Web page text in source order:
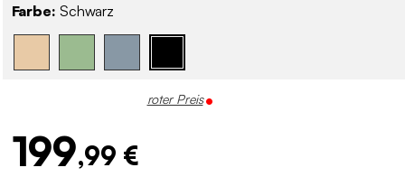
Farbe: Schwarz
roter Preis
199,99 €